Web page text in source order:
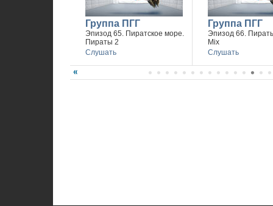
Группа ПГГ
Эпизод 65. Пиратское море.
Пираты 2
Слушать
Группа ПГГ
Эпизод 66.
Mix
Слушать